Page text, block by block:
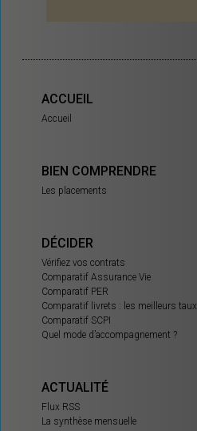
ACCUEIL
Accueil
BIEN COMPRENDRE
Les placements
DÉCIDER
Vérifiez vos contrats
Comparatif Assurance Vie
Comparatif PER
Comparatif livrets : les meilleurs taux
Comparatif SCPI
Quel mode d’accompagnement ?
ACTUALITÉ
Flux RSS
La synthèse mensuelle